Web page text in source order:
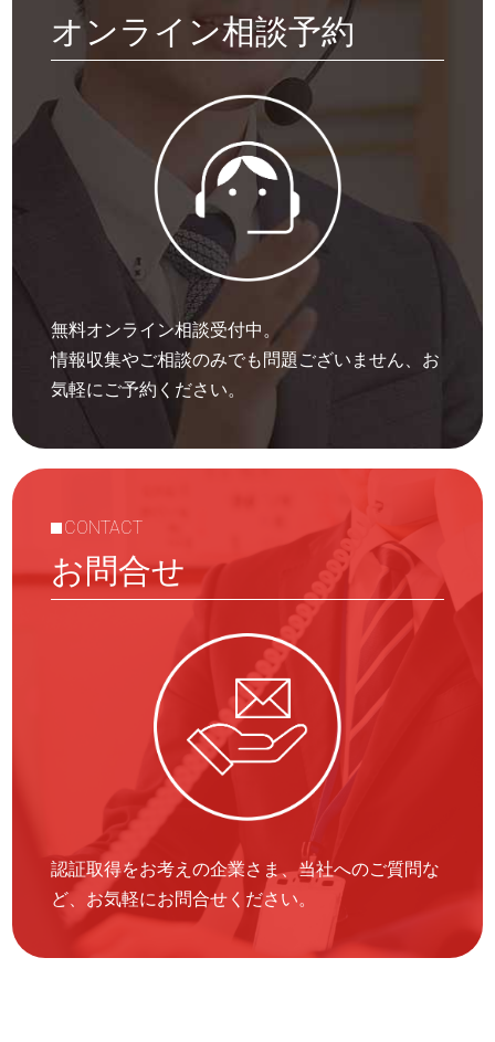
オンライン相談予約
無料オンライン相談受付中。
情報収集やご相談のみでも問題ございません、お
気軽にご予約ください。
CONTACT
お問合せ
認証取得をお考えの企業さま、当社へのご質問な
ど、お気軽にお問合せください。